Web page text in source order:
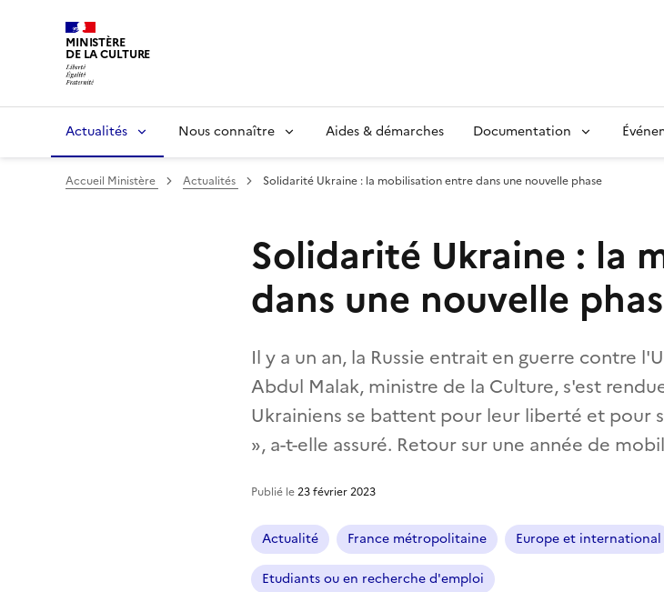
MINISTÈRE
DE LA CULTURE
Actualités Nous connaître Aides & démarches Documentation
Accueil Ministère Actualités Solidarité Ukraine : la mobilisation entre dans une nouvelle phase
Solidarité Ukraine : la
dans une nouvelle
Il y a un an, la Russie entrait en guerre contre
Abdul Malak, ministre de la Culture, s'est
Ukrainiens se battent pour leur liberté et pour
», a-t-elle assuré. Retour sur une année de
Publié le23 février 2023
Actualité France métropolitaine Europe et international
Etudiants ou en recherche d'emploi